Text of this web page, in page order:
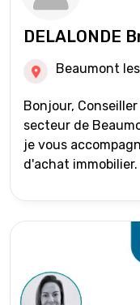
DELALONDE
Beaumont
Bonjour, Conseiller immobilier du réseau IAD sur le
secteur de
je vous
d'achat immobilier.